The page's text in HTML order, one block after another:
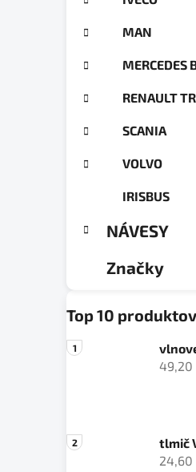
MAN
MERCEDES
RENAULT
SCANIA
VOLVO
IRISBUS
NÁVESY
Značky
Top 10 produktov
49,20
tlmič
24,60